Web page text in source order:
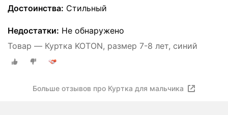
Достоинства: Стильный
Недостатки: Не обнаружено
Товар — Куртка KOTON, размер 7-8 лет, синий
Больше отзывов про Куртка для мальчика